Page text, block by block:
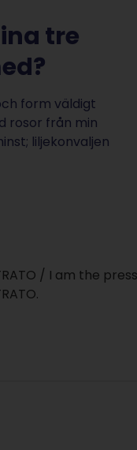
tre
form väldigt
rosor från min
liljekonvaljen
/ I am the